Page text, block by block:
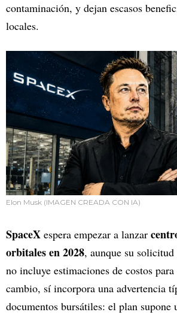
contaminación, y dejan escasos
locales.
Elon Musk (IMAGEN CREADA CON IA)
SpaceX espera empezar a lanzar
orbitales en 2028, aunque su
no incluye estimaciones de costos
cambio, sí incorpora una advertencia
documentos bursátiles: el plan supone